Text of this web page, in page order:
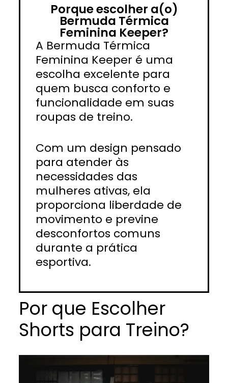
Porque escolher a(o)
Bermuda Térmica
Feminina Keeper?
A Bermuda Térmica
Feminina Keeper é uma
escolha excelente para
quem busca conforto e
funcionalidade em suas
roupas de treino.
Com um design pensado
para atender às
necessidades das
mulheres ativas, ela
proporciona liberdade de
movimento e previne
desconfortos comuns
durante a prática
esportiva.
Por que Escolher
Shorts para Treino?